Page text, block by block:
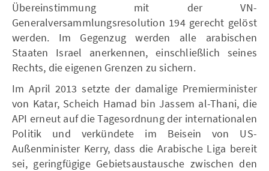
Übereinstimmung mit der VN-
Generalversammlungsresolution 194 gerecht gelöst
werden. Im Gegenzug werden alle arabischen
Staaten Israel anerkennen, einschließlich seines
Rechts, die eigenen Grenzen zu sichern.
Im April 2013 setzte der damalige Premierminister
von Katar, Scheich Hamad bin Jassem al-Thani, die
API erneut auf die Tagesordnung der internationalen
Politik und verkündete im Beisein von US-
Außenminister Kerry, dass die Arabische Liga bereit
sei, geringfügige Gebietsaustausche zwischen den